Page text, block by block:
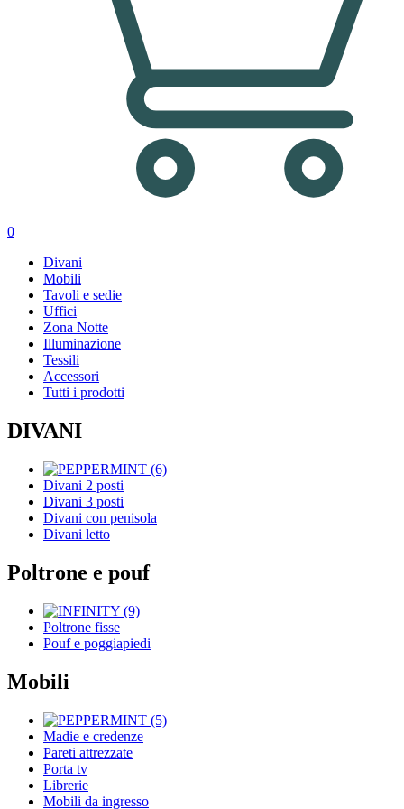
0
Divani
Mobili
Tavoli e sedie
Uffici
Zona Notte
Illuminazione
Tessili
Accessori
Tutti i prodotti
DIVANI
Divani 2 posti
Divani 3 posti
Divani con penisola
Divani letto
Poltrone e pouf
Poltrone fisse
Pouf e poggiapiedi
Mobili
Madie e credenze
Pareti attrezzate
Porta tv
Librerie
Mobili da ingresso